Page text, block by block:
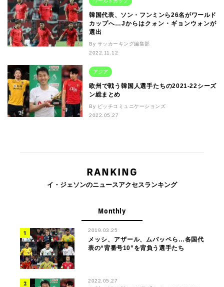
韓国代表、ソン・フンミンら26名がワールド
カップへ…Jからはクォン・ギョンウォンが
選出
By サッカーキング編集部
2022.11.12
アジア
欧州で戦う韓国人選手たちの2021-22シーズ
ン総まとめ
By ピッチコミュニケーションズ
2022.05.27
RANKING
イ・ジェソンのニュースアクセスランキング
Monthly
2019.03.25
メッシ、アザール、ムバッペら…各国代
表の“背番号10”を背負う選手たち
2022.05.27